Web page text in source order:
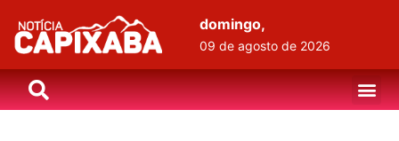
domingo,
09 de agosto de 2026